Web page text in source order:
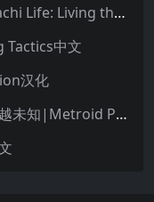
朋友收集：梦想生活|Tomodachi Life: Living the Dream中文
Tactics中文
汉化
银河战士|密特罗德：究极4穿越未知|Metroid Prime 4: Beyond中文